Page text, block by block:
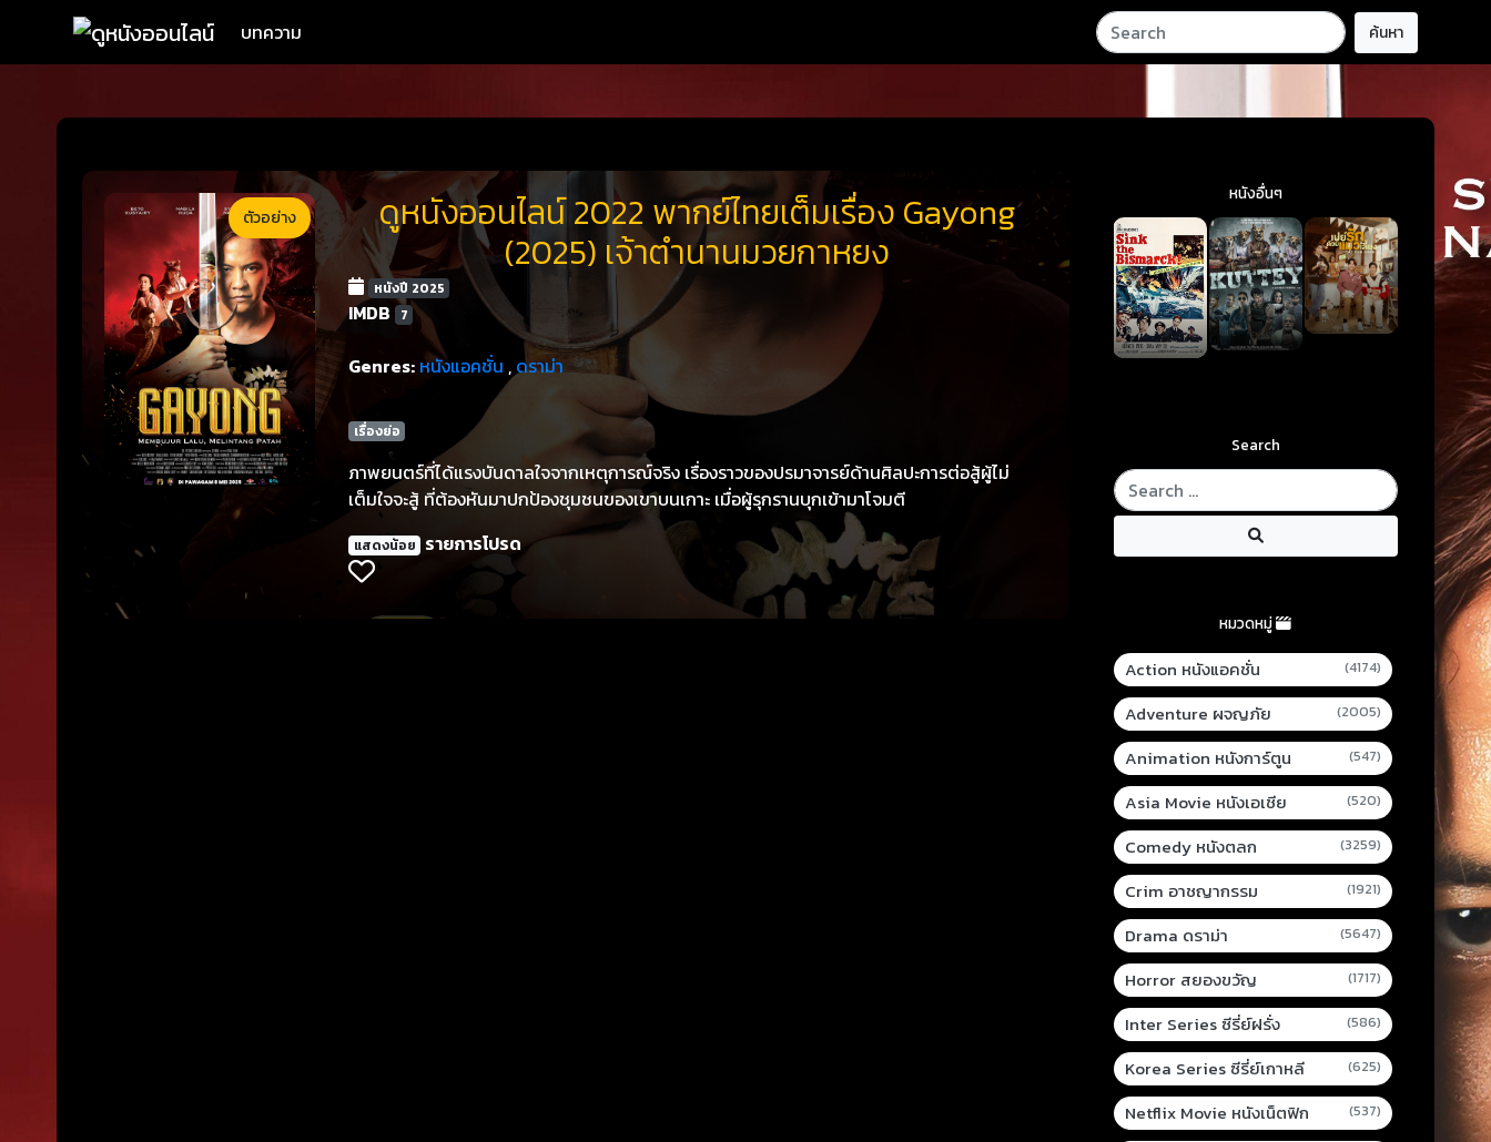
บทความ ค้นหา
ตัวอย่าง
ดูหนังออนไลน์ 2022 พากย์ไทยเต็มเรื่อง Gayong
(2025) เจ้าตำนานมวยกาหยง
หนังปี 2025
IMDB 7
Genres: หนังแอคชั่น , ดราม่า
เรื่องย่อ
ภาพยนตร์ที่ได้แรงบันดาลใจจากเหตุการณ์จริง เรื่องราวของปรมาจารย์ด้านศิลปะการต่อสู้ผู้ไม่
เต็มใจจะสู้ ที่ต้องหันมาปกป้องชุมชนของเขาบนเกาะ เมื่อผู้รุกรานบุกเข้ามาโจมตี
แสดงน้อย รายการโปรด
หนังอื่นๆ
Search
หมวดหมู่
Action หนังแอคชั่น (4174)
Adventure ผจญภัย (2005)
Animation หนังการ์ตูน (547)
Asia Movie หนังเอเชีย (520)
Comedy หนังตลก (3259)
Crim อาชญากรรม (1921)
Drama ดราม่า (5647)
Horror สยองขวัญ (1717)
Inter Series ซีรี่ย์ฝรั่ง (586)
Korea Series ซีรี่ย์เกาหลี (625)
Netflix Movie หนังเน็ตฟิก (537)